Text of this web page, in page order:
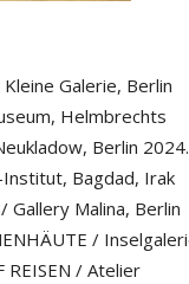
Kleine Galerie, Berlin
Helmbrechts
Berlin 2024.
Institut, Bagdad, Irak
Gallery Malina, Berlin
/
REISEN / Atelier